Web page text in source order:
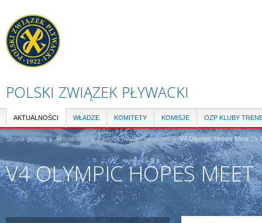
POLSKI ZWIĄZEK PŁYWACKI
AKTUALNOŚCI WŁADZE KOMITETY KOMISJE OZP KLUBY
Strona główna Aktualności Zawody międzynarodowe V4 Olympic Hopes Meet 16-
V4 OLYMPIC HOPES